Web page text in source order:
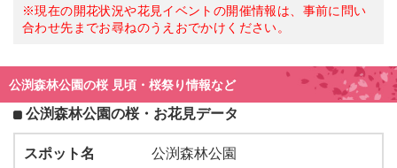
※現在の開花状況や花見イベントの開催情報は、事前に問い
合わせ先までお尋ねのうえおでかけください。
公渕森林公園の桜 見頃・桜祭り情報など
公渕森林公園の桜・お花見データ
スポット名
公渕森林公園